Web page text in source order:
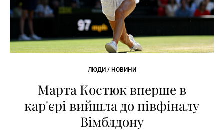
ЛЮДИ / НОВИНИ
Марта Костюк вперше в
кар'єрі вийшла до півфіналу
Вімблдону